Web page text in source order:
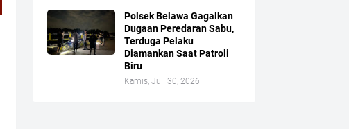
Polsek Belawa Gagalkan
Dugaan Peredaran Sabu,
Terduga Pelaku
Diamankan Saat Patroli
Biru
Kamis, Juli 30, 2026